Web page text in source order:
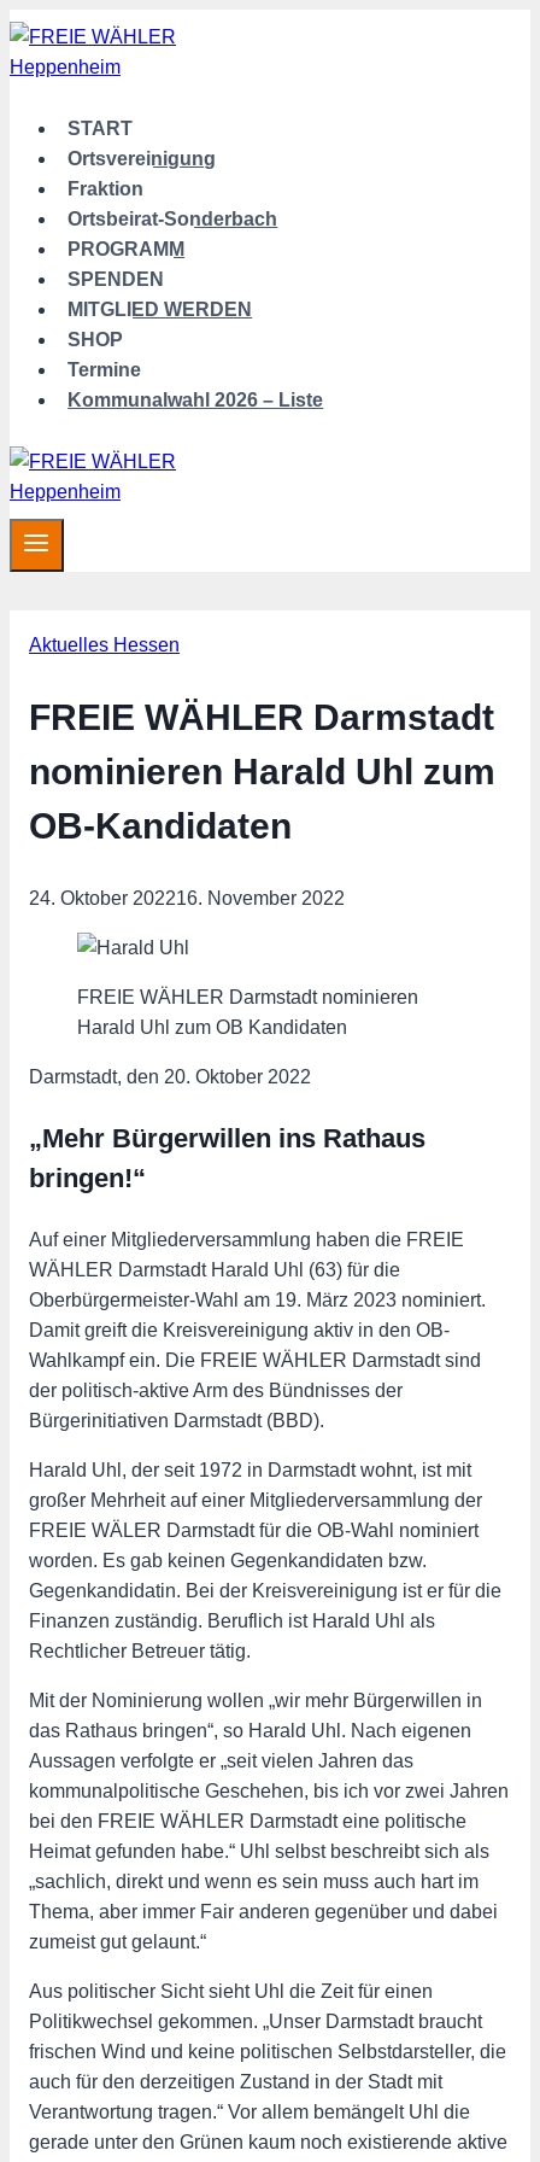
Zum
springen
START
Ortsvereinigung
Fraktion
Ortsbeirat-Sonderbach
PROGRAMM
SPENDEN
MITGLIED WERDEN
SHOP
Termine
Kommunalwahl 2026 – Liste
Aktuelles Hessen
FREIE WÄHLER Darmstadt
nominieren Harald Uhl zum
OB-Kandidaten
24. Oktober 202216. November 2022
FREIE WÄHLER Darmstadt nominieren
Harald Uhl zum OB Kandidaten
Darmstadt, den 20. Oktober 2022
„Mehr Bürgerwillen ins Rathaus
bringen!“
Auf einer Mitgliederversammlung haben die FREIE
WÄHLER Darmstadt Harald Uhl (63) für die
Oberbürgermeister-Wahl am 19. März 2023 nominiert.
Damit greift die Kreisvereinigung aktiv in den OB-
Wahlkampf ein. Die FREIE WÄHLER Darmstadt sind
der politisch-aktive Arm des Bündnisses der
Bürgerinitiativen Darmstadt (BBD).
Harald Uhl, der seit 1972 in Darmstadt wohnt, ist mit
großer Mehrheit auf einer Mitgliederversammlung der
FREIE WÄLER Darmstadt für die OB-Wahl nominiert
worden. Es gab keinen Gegenkandidaten bzw.
Gegenkandidatin. Bei der Kreisvereinigung ist er für die
Finanzen zuständig. Beruflich ist Harald Uhl als
Rechtlicher Betreuer tätig.
Mit der Nominierung wollen „wir mehr Bürgerwillen in
das Rathaus bringen“, so Harald Uhl. Nach eigenen
Aussagen verfolgte er „seit vielen Jahren das
kommunalpolitische Geschehen, bis ich vor zwei Jahren
bei den FREIE WÄHLER Darmstadt eine politische
Heimat gefunden habe.“ Uhl selbst beschreibt sich als
„sachlich, direkt und wenn es sein muss auch hart im
Thema, aber immer Fair anderen gegenüber und dabei
zumeist gut gelaunt.“
Aus politischer Sicht sieht Uhl die Zeit für einen
Politikwechsel gekommen. „Unser Darmstadt braucht
frischen Wind und keine politischen Selbstdarsteller, die
auch für den derzeitigen Zustand in der Stadt mit
Verantwortung tragen.“ Vor allem bemängelt Uhl die
gerade unter den Grünen kaum noch existierende aktive